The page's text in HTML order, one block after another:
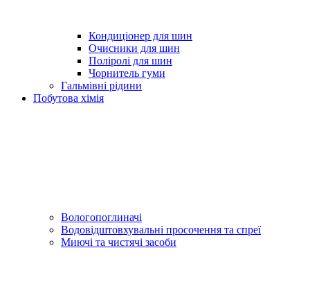
Кондиціонер для шин
Очисники для шин
Поліролі для шин
Чорнитель гуми
Гальмівні рідини
Побутова хімія
Вологопоглиначі
Водовідштовхувальні просочення та спреї
Миючі та чистячі засоби